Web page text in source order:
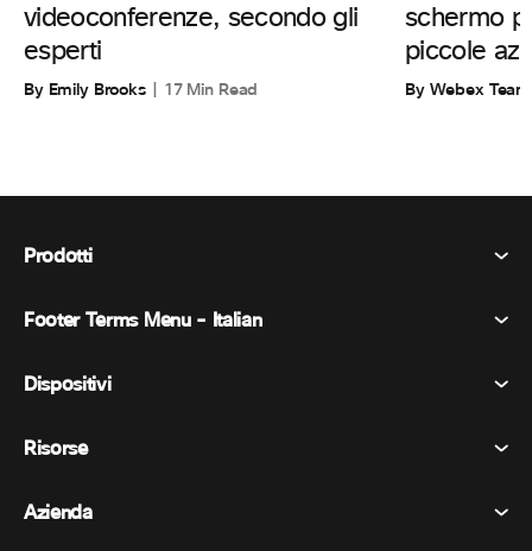
videoconferenze, secondo gli
esperti
By Emily Brooks 17 Min Read
schermo
piccole
By Webex Team
Prodotti
Webex Suite
Messaggistica
Eventi
Footer Terms Menu - Italian
Termini e condizioni
Marchi
Dispositivi
Dispositivi della stanza
Risorse
Prezzi
Azienda